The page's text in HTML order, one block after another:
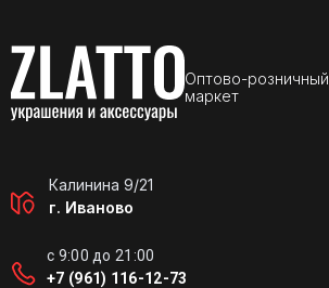
Оптово-розничный
маркет
Калинина 9/21
г. Иваново
с 9:00 до 21:00
+7 (961) 116-12-73